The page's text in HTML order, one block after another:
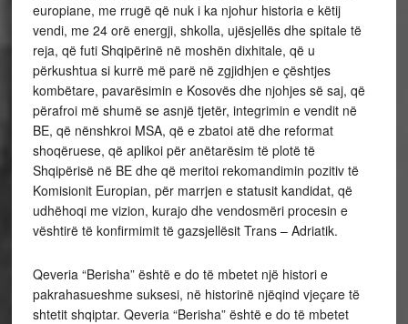
europiane, me rrugë që nuk i ka njohur historia e këtij
vendi, me 24 orë energji, shkolla, ujësjellës dhe spitale të
reja, që futi Shqipërinë në moshën dixhitale, që u
përkushtua si kurrë më parë në zgjidhjen e çështjes
kombëtare, pavarësimin e Kosovës dhe njohjes së saj, që
përafroi më shumë se asnjë tjetër, integrimin e vendit në
BE, që nënshkroi MSA, që e zbatoi atë dhe reformat
shoqëruese, që aplikoi për anëtarësim të plotë të
Shqipërisë në BE dhe që meritoi rekomandimin pozitiv të
Komisionit Europian, për marrjen e statusit kandidat, që
udhëhoqi me vizion, kurajo dhe vendosmëri procesin e
vështirë të konfirmimit të gazsjellësit Trans – Adriatik.
Qeveria “Berisha” është e do të mbetet një histori e
pakrahasueshme suksesi, në historinë njëqind vjeçare të
shtetit shqiptar. Qeveria “Berisha” është e do të mbetet